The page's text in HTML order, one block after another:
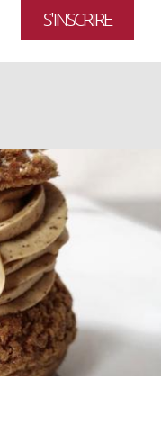
S'INSCRIRE